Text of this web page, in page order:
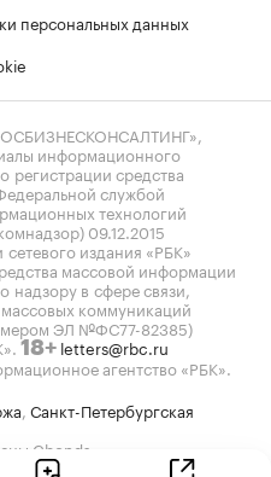
персональных данных
информационного
регистрации средства
службой
технологий
09.12.2015
издания «РБК»
массовой информации
в сфере связи,
коммуникаций
ЭЛ №ФС77-82385)
18+ letters@rbc.ru
агентство «РБК».
Санкт-Петербургская
Cbonds.